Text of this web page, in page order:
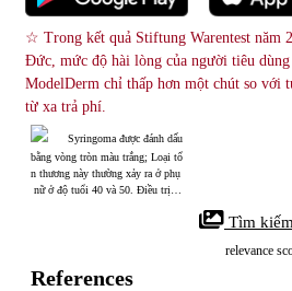
☆ Trong kết quả Stiftung Warentest năm
Đức, mức độ hài lòng của người tiêu
ModelDerm chỉ thấp hơn một chút so với
từ xa trả phí.
Syringoma được đánh dấu
bằng vòng tròn màu trắng; Loại tổ
n thương này thường xảy ra ở phụ
nữ ở độ tuổi 40 và 50. Điều trị bằ
Tìm
relevance
References